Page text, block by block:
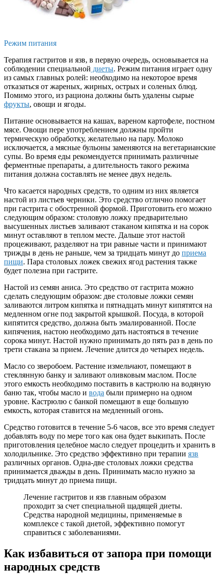
Режим питания
Терапия гастритов и язв, в первую очередь, основывается на
соблюдении специальной диеты. Режим питания играет одну
из самых главных ролей: необходимо на некоторое время
отказаться от жареных, жирных, острых и соленых блюд.
Помимо этого, из рациона должны быть удалены сырые
фрукты, овощи и ягоды.
Питание основывается на кашах, вареном картофеле, постном
мясе. Овощи пере употреблением должны пройти
термическую обработку, желательно на пару. Молоко
исключается, а мясные бульоны заменяются на вегетарианские
супы. Во время еды рекомендуется принимать различные
ферментные препараты, а длительность такого режима
питания должна составлять не менее двух недель.
Что касается народных средств, то одним из них является
настой из листьев черники. Это средство отлично помогает
при гастрита с обостренной формой. Приготовить его можно
следующим образом: столовую ложку предварительно
высушенных листьев заливают стаканом кипятка и на сорок
минут оставляют в теплом месте. Дальше этот настой
процеживают, разделяют на три равные части и принимают
трижды в день не раньше, чем за тридцать минут до приема
пищи. Пара столовых ложек свежих ягод растения также
будет полезна при гастрите.
Настой из семян аниса. Это средство от гастрита можно
сделать следующим образом: две столовые ложки семян
заливаются литром кипятка и пятнадцать минут кипятятся на
медленном огне под закрытой крышкой. Посуда, в которой
кипятится средство, должна быть эмалированной. После
кипячения, настою необходимо дать настояться в течение
сорока минут. Настой нужно принимать до пять раз в день по
трети стакана за прием. Лечение длится до четырех недель.
Масло со зверобоем. Растение измельчают, помещают в
стеклянную банку и заливают оливковым маслом. После
этого емкость необходимо поставить в кастрюлю на водяную
баню так, чтобы масло и вода были примерно на одном
уровне. Кастрюлю с банкой помещают в еще большую
емкость, которая ставится на медленный огонь.
Средство готовится в течение 5-6 часов, все это время следует
добавлять воду по мере того как она будет выкипать. После
приготовления целебное масло следует процедить и хранить в
холодильнике. Это средство эффективно при терапии язв
различных органов. Одна-две столовых ложки средства
принимается дважды в день. Принимать масло нужно за
тридцать минут до приема пищи.
Лечение гастритов и язв главным образом
проходит за счет специальной щадящей диеты.
Средства народной медицины, применяемые в
комплексе с такой диетой, эффективно помогут
справиться с заболеваниями.
Как избавиться от запора при помощи
народных средств